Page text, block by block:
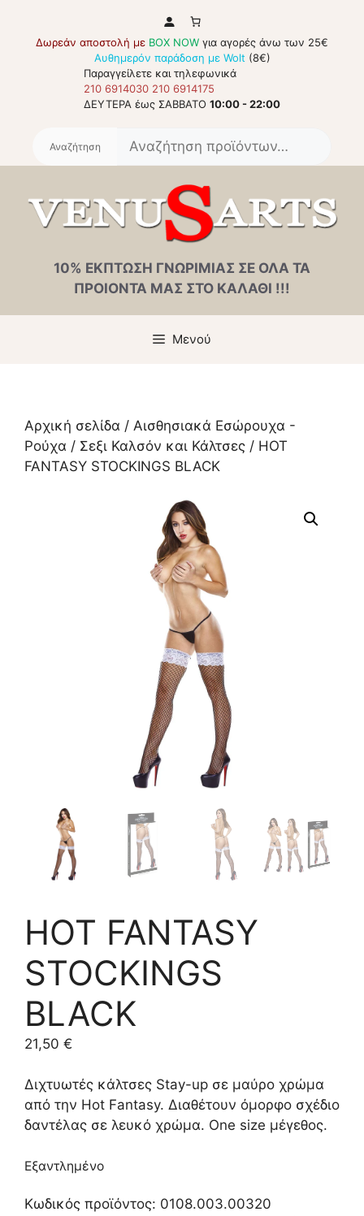
περιεχόμενο
Δωρεάν αποστολή με BOX NOW για αγορές άνω των 25€
Αυθημερόν παράδοση με Wolt (8€)
Παραγγείλετε και τηλεφωνικά
210 6914030 210 6914175
ΔΕΥΤΕΡΑ έως ΣΑΒΒΑΤΟ 10:00 - 22:00
10% ΕΚΠΤΩΣΗ ΓΝΩΡΙΜΙΑΣ ΣΕ ΟΛΑ ΤΑ
ΠΡΟΙΟΝΤΑ ΜΑΣ ΣΤΟ ΚΑΛΑΘΙ !!!
Μενού
Αρχική σελίδα / Αισθησιακά Εσώρουχα -
Ρούχα / Σεξι Καλσόν και Κάλτσες / HOT
FANTASY STOCKINGS BLACK
HOT FANTASY
STOCKINGS
BLACK
21,50 €
Διχτυωτές κάλτσες Stay-up σε μαύρο χρώμα
από την Hot Fantasy. Διαθέτουν όμορφο σχέδιο
δαντέλας σε λευκό χρώμα. One size μέγεθος.
Εξαντλημένο
Κωδικός προϊόντος: 0108.003.00320